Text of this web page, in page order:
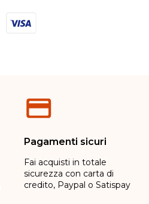
Pagamenti sicuri
Fai acquisti in totale
sicurezza con carta di
credito, Paypal o Satispay